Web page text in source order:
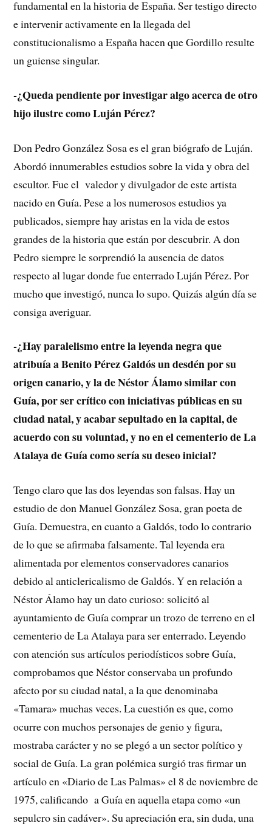
fundamental en la historia de España. Ser testigo directo
e intervenir activamente en la llegada del
constitucionalismo a España hacen que Gordillo resulte
un guiense singular.
-¿Queda pendiente por investigar algo acerca de otro
hijo ilustre como Luján Pérez?
Don Pedro González Sosa es el gran biógrafo de Luján.
Abordó innumerables estudios sobre la vida y obra del
escultor. Fue el valedor y divulgador de este artista
nacido en Guía. Pese a los numerosos estudios ya
publicados, siempre hay aristas en la vida de estos
grandes de la historia que están por descubrir. A don
Pedro siempre le sorprendió la ausencia de datos
respecto al lugar donde fue enterrado Luján Pérez. Por
mucho que investigó, nunca lo supo. Quizás algún día se
consiga averiguar.
-¿Hay paralelismo entre la leyenda negra que
atribuía a Benito Pérez Galdós un desdén por su
origen canario, y la de Néstor Álamo similar con
Guía, por ser crítico con iniciativas públicas en su
ciudad natal, y acabar sepultado en la capital, de
acuerdo con su voluntad, y no en el cementerio de La
Atalaya de Guía como sería su deseo inicial?
Tengo claro que las dos leyendas son falsas. Hay un
estudio de don Manuel González Sosa, gran poeta de
Guía. Demuestra, en cuanto a Galdós, todo lo contrario
de lo que se afirmaba falsamente. Tal leyenda era
alimentada por elementos conservadores canarios
debido al anticlericalismo de Galdós. Y en relación a
Néstor Álamo hay un dato curioso: solicitó al
ayuntamiento de Guía comprar un trozo de terreno en el
cementerio de La Atalaya para ser enterrado. Leyendo
con atención sus artículos periodísticos sobre Guía,
comprobamos que Néstor conservaba un profundo
afecto por su ciudad natal, a la que denominaba
«Tamara» muchas veces. La cuestión es que, como
ocurre con muchos personajes de genio y figura,
mostraba carácter y no se plegó a un sector político y
social de Guía. La gran polémica surgió tras firmar un
artículo en «Diario de Las Palmas» el 8 de noviembre de
1975, calificando a Guía en aquella etapa como «un
sepulcro sin cadáver». Su apreciación era, sin duda, una